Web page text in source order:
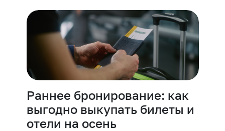
Раннее бронирование: как
выгодно выкупать билеты и
отели на осень